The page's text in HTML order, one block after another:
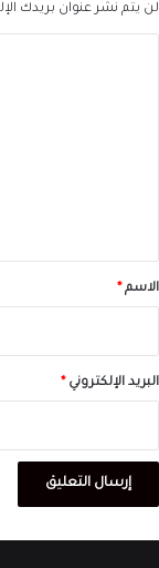
لن يتم نشر عنوان بريدك
*الاسم *
البريد الإلكتروني *